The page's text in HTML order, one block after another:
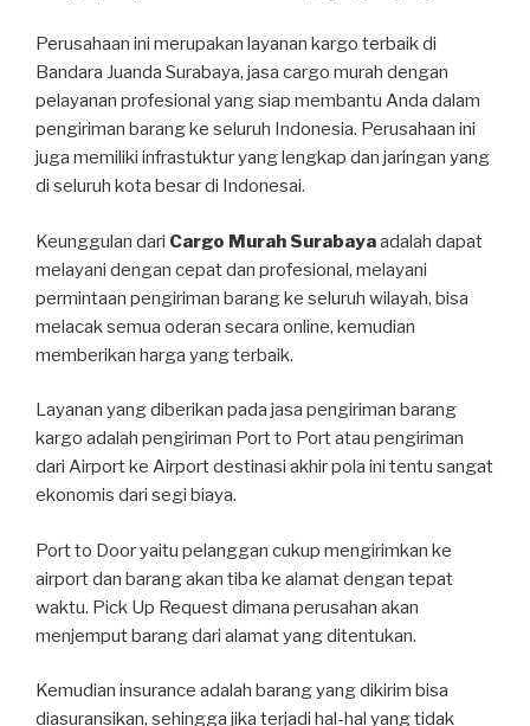
Perusahaan ini merupakan layanan kargo terbaik di
Bandara Juanda Surabaya, jasa cargo murah dengan
pelayanan profesional yang siap membantu Anda dalam
pengiriman barang ke seluruh Indonesia. Perusahaan ini
juga memiliki infrastuktur yang lengkap dan jaringan yang
di seluruh kota besar di Indonesai.
Keunggulan dari Cargo Murah Surabayaadalah dapat
melayani dengan cepat dan profesional, melayani
permintaan pengiriman barang ke seluruh wilayah, bisa
melacak semua oderan secara online, kemudian
memberikan harga yang terbaik.
Layanan yang diberikan pada jasa pengiriman barang
kargo adalah pengiriman Port to Port atau pengiriman
dari Airport ke Airport destinasi akhir pola ini tentu sangat
ekonomis dari segi biaya.
Port to Door yaitu pelanggan cukup mengirimkan ke
airport dan barang akan tiba ke alamat dengan tepat
waktu. Pick Up Request dimana perusahan akan
menjemput barang dari alamat yang ditentukan.
Kemudian insurance adalah barang yang dikirim bisa
diasuransikan, sehingga jika terjadi hal-hal yang tidak